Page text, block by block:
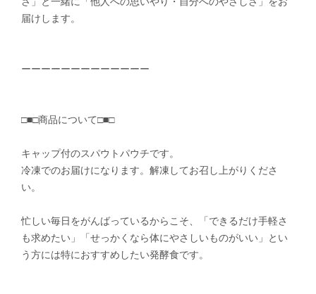
届けします。
ーーーーーーーーーーーーー
□■□商品について□■□
キャップ付のスパウトパウチです。
冷凍でのお届けになります。解凍してお召し上がりくださ
い。
忙しい毎日をがんばっているからこそ、「できるだけ手軽さ
も求めたい」「せっかくなら体にやさしいものがいい」とい
う方には特におすすめしたい発酵食です。